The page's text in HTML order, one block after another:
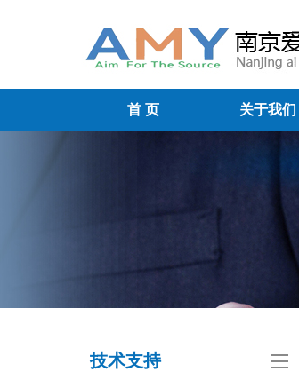
首 页 关于我们
技术支持